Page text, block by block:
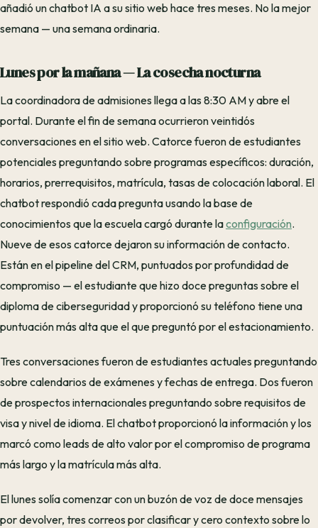
añadió un chatbot IA a su sitio web hace tres meses. No la mejor
semana — una semana ordinaria.
Lunes por la mañana — La cosecha nocturna
La coordinadora de admisiones llega a las 8:30 AM y abre el
portal. Durante el fin de semana ocurrieron veintidós
conversaciones en el sitio web. Catorce fueron de estudiantes
potenciales preguntando sobre programas específicos: duración,
horarios, prerrequisitos, matrícula, tasas de colocación laboral. El
chatbot respondió cada pregunta usando la base de
conocimientos que la escuela cargó durante laconfiguración.
Nueve de esos catorce dejaron su información de contacto.
Están en el pipeline del CRM, puntuados por profundidad de
compromiso — el estudiante que hizo doce preguntas sobre el
diploma de ciberseguridad y proporcionó su teléfono tiene una
puntuación más alta que el que preguntó por el estacionamiento.
Tres conversaciones fueron de estudiantes actuales preguntando
sobre calendarios de exámenes y fechas de entrega. Dos fueron
de prospectos internacionales preguntando sobre requisitos de
visa y nivel de idioma. El chatbot proporcionó la información y los
marcó como leads de alto valor por el compromiso de programa
más largo y la matrícula más alta.
El lunes solía comenzar con un buzón de voz de doce mensajes
por devolver, tres correos por clasificar y cero contexto sobre lo